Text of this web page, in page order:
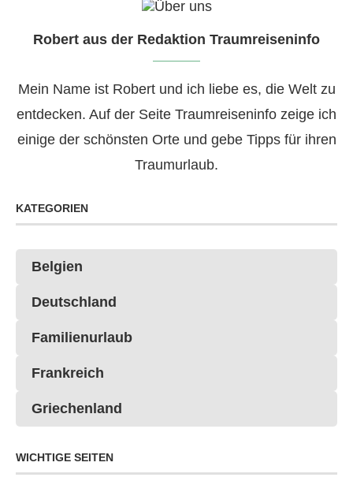
Robert aus der Redaktion Traumreiseninfo
Mein Name ist Robert und ich liebe es, die Welt zu
entdecken. Auf der Seite Traumreiseninfo zeige ich
einige der schönsten Orte und gebe Tipps für ihren
Traumurlaub.
KATEGORIEN
Belgien
Deutschland
Familienurlaub
Frankreich
Griechenland
WICHTIGE SEITEN